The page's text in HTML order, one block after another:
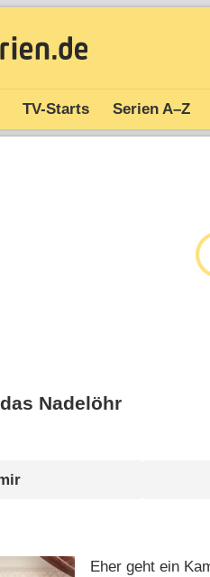
TV-Starts Serien A–Z
Nadelöhr
Eher geht ein